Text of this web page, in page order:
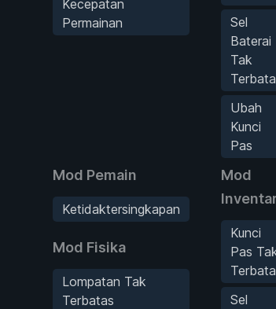
Kecepatan
Permainan
Sel
Baterai
Tak
Ubah
Kunci
Pas
Mod Pemain
Ketidaktersingkapan
Mod Fisika
Lompatan Tak
Terbatas
Mod
Kunci
Pas
Sel